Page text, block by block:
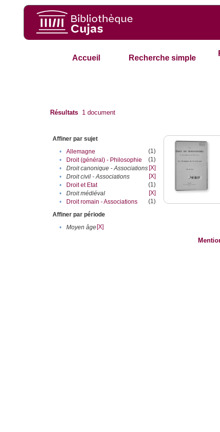
Accueil Recherche simple
Résultats 1 document
Affiner par sujet
•
Allemagne
(1)
•
Droit (général) - Philosophie
(1)
•
Droit canonique - Associations [X]
•
Droit civil - Associations
[X]
•
Droit et Etat
(1)
•
Droit médiéval
[X]
•
Droit romain - Associations
(1)
Affiner par période
•
Moyen âge[X]